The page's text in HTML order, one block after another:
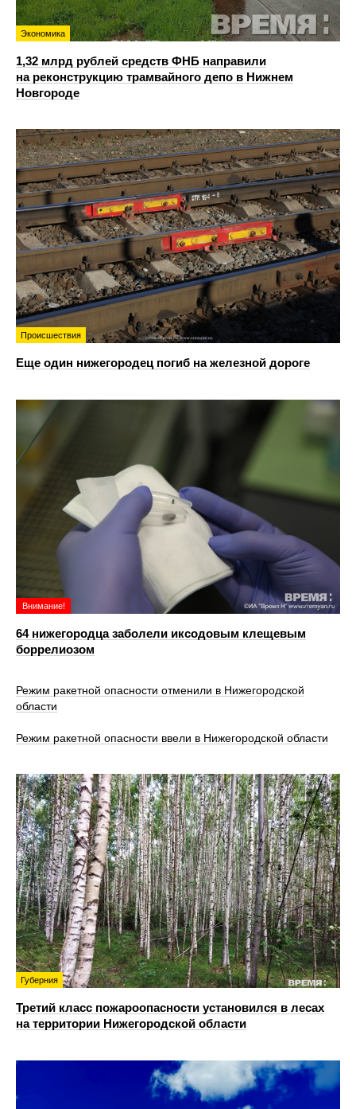
Экономика
1,32 млрд рублей средств ФНБ направили
на реконструкцию трамвайного депо в Нижнем
Новгороде
Происшествия
Еще один нижегородец погиб на железной дороге
Внимание!
64 нижегородца заболели иксодовым клещевым
боррелиозом
Режим ракетной опасности отменили в Нижегородской
области
Режим ракетной опасности ввели в Нижегородской области
Губерния
Третий класс пожароопасности установился в лесах
на территории Нижегородской области